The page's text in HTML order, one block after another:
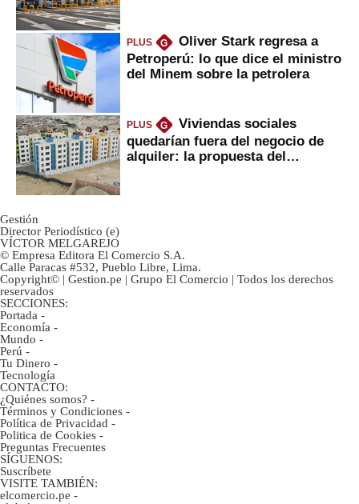
PLUS G
Oliver Stark regresa a
Petroperú: lo que dice el ministro
del Minem sobre la petrolera
PLUS G
Viviendas sociales
quedarían fuera del negocio de
alquiler: la propuesta del
Gestión
Director Periodístico (e)
VÍCTOR MELGAREJO
© Empresa Editora El Comercio S.A.
Calle Paracas #532, Pueblo Libre, Lima.
Copyright© | Gestion.pe | Grupo El Comercio | Todos los derechos
reservados
SECCIONES:
Portada -
Economía -
Mundo -
Perú -
Tu Dinero -
Tecnología
CONTACTO:
¿Quiénes somos? -
Términos y Condiciones -
Política de Privacidad -
Politica de Cookies -
Preguntas Frecuentes
SÍGUENOS:
Suscríbete
VISITE TAMBIÉN:
elcomercio.pe -